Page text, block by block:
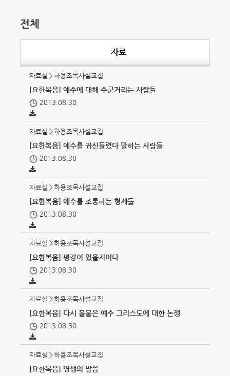
전체
자료
자료실＞하용조목사설교집
[요한복음] 예수에 대해 수군거리는 사람들
2013.08.30
자료실＞하용조목사설교집
[요한복음] 예수를 귀신들렸다 말하는 사람들
2013.08.30
자료실＞하용조목사설교집
[요한복음] 예수를 조롱하는 형제들
2013.08.30
자료실＞하용조목사설교집
[요한복음] 평강이 있을지어다
2013.08.30
자료실＞하용조목사설교집
[요한복음] 다시 불붙은 예수 그리스도에 대한 논쟁
2013.08.30
자료실＞하용조목사설교집
[요한복음] 영생의 말씀